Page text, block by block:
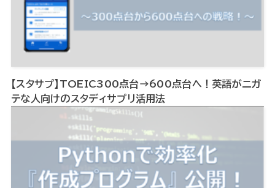
【スタサプ】TOEIC300点台→600点台へ！英語がニガ
テな人向けのスタディサプリ活用法